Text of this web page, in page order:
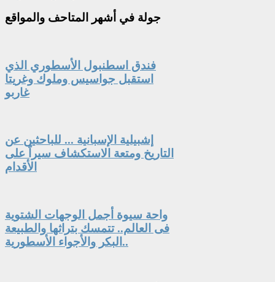
جولة في أشهر المتاحف والمواقع
فندق اسطنبول الأسطوري الذي
استقبل جواسيس وملوك وغريتا
غاربو
إشبيلية الإسبانية ... للباحثين عن
التاريخ ومتعة الاستكشاف سيراً على
الأقدام
واحة سيوة أجمل الوجهات الشتوية
فى العالم.. تتمسك بتراثها والطبيعة
البكر والأجواء الأسطورية..